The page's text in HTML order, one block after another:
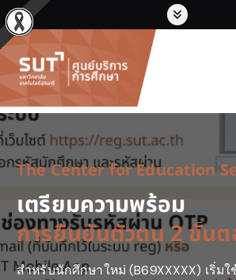
k
c
o
n
t
t
ศูนย์บริการการศึกษา มหาวิทยาลัยเทคโนโลยีสุรนารี
The Center for Education
เตรียมความพร้อม
การยืนยันตัวตน 2 ขั้นต
สำหรับนักศึกษาใหม่ (B69XXXXX) เริ่ม